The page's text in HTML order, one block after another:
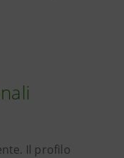
Il profilo